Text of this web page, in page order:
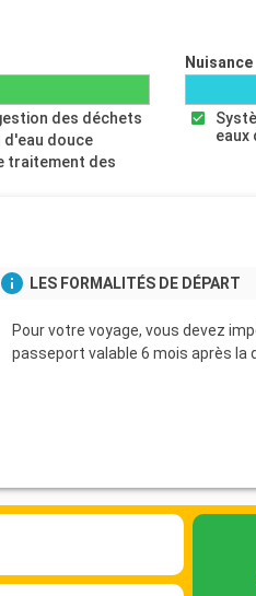
des déchets
douce
traitement des
Nuisance
eaux
LES FORMALITÉS DE DÉPART
Pour votre voyage, vous devez
passeport valable 6 mois après la